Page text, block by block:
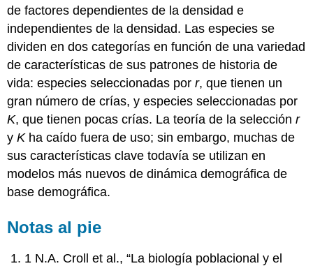
de factores dependientes de la densidad e
independientes de la densidad. Las especies se
dividen en dos categorías en función de una variedad
de características de sus patrones de historia de
vida: especies seleccionadas porr, que tienen un
gran número de crías, y especies seleccionadas por
K, que tienen pocas crías. La teoría de la selecciónr
yKha caído fuera de uso; sin embargo, muchas de
sus características clave todavía se utilizan en
modelos más nuevos de dinámica demográfica de
base demográfica.
Notas al pie
1 N.A. Croll et al., “La biología poblacional y el